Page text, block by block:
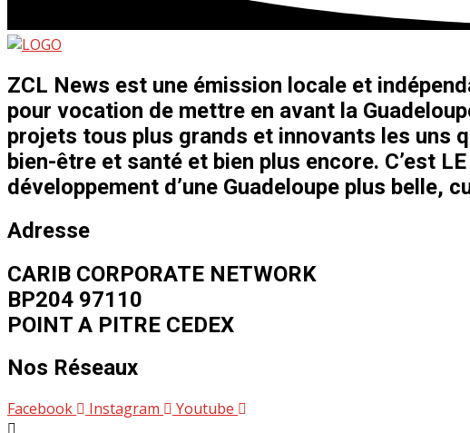
ZCL News est une émission locale et
pour vocation de mettre en avant la
projets tous plus grands et innovants les uns
bien-être et santé et bien plus encore. C’est
développement d’une Guadeloupe plus belle,
Adresse
CARIB CORPORATE NETWORK
BP204 97110
POINT A PITRE CEDEX
Nos Réseaux
Facebook Instagram Youtube